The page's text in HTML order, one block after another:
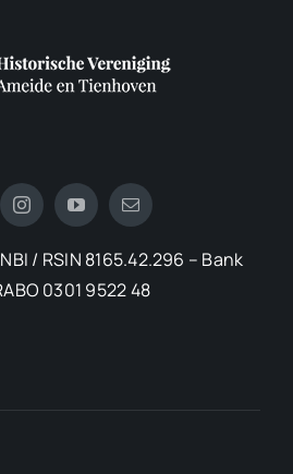
/ RSIN 8165.42.296 – Bank
0301 9522 48